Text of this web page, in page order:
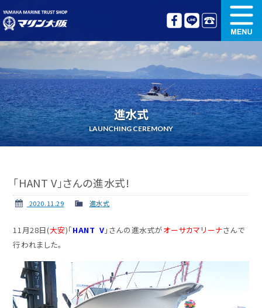
中古艇情報
オリジナル艤装 ボート免許講習
更新講習 クルージング情報
進水式
LAUNCHING CEREMONY
「HANT V」さんの進水式!
2020.11.29 進水式
11月28日(大安)「HANT V 」さんの進水式がオーサカマリーナさんで
行われました。